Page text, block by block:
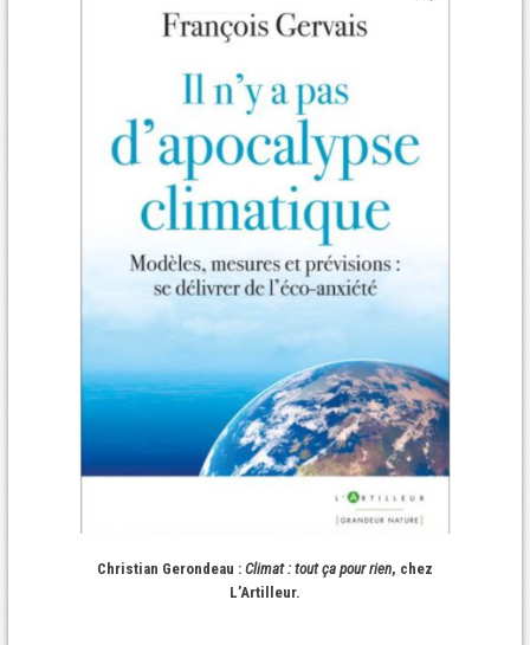
Christian Gerondeau : Climat : tout ça pour rien, chez
L’Artilleur.